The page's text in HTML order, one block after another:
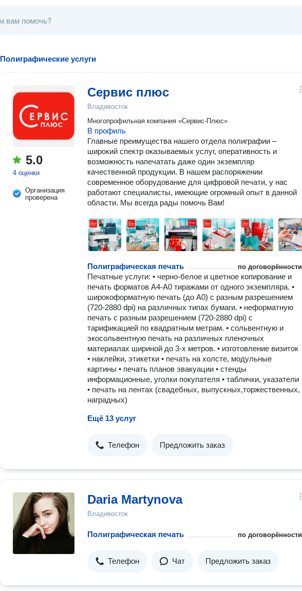
Полиграфические услуги
5.0
4 оценки
Организация
проверена
Сервис плюс
Владивосток
Многопрофильная компания «Сервис-Плюс»
В профиль
Главные преимущества нашего отдела полиграфии –
широкий спектр оказываемых услуг, оперативность и
возможность напечатать даже один экземпляр
качественной продукции. В нашем распоряжении
современное оборудование для цифровой печати, у нас
работают специалисты, имеющие огромный опыт в данной
области. Мы всегда рады помочь Вам!
Полиграфическая печать по договорённости
Печатные услуги: • черно-белое и цветное копирование и
печать форматов А4-А0 тиражами от одного экземпляра. •
широкоформатную печать (до А0) с разным разрешением
(720-2880 dpi) на различных типах бумаги. • неформатную
печать с разным разрешением (720-2880 dpi) с
тарификацией по квадратным метрам. • сольвентную и
экосольвентную печать на различных пленочных
материалах шириной до 3-х метров. • изготовление визиток
• наклейки, этикетки • печать на холсте, модульные
картины • печать планов эвакуации • стенды
информационные, уголки покупателя • таблички, указатели
• печать на лентах (свадебных, выпускных,торжественных,
наградных)
Ещё 13 услуг
Телефон Предложить заказ
Daria Martynova
Владивосток
Полиграфическая печать по договорённости
Телефон Чат Предложить заказ